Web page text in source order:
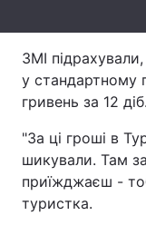
Тема оформлення
ЗМІ
у стандартному
гривень за 12 діб.
"За ці гроші в
шикували. Там
приїжджаєш -
туристка.